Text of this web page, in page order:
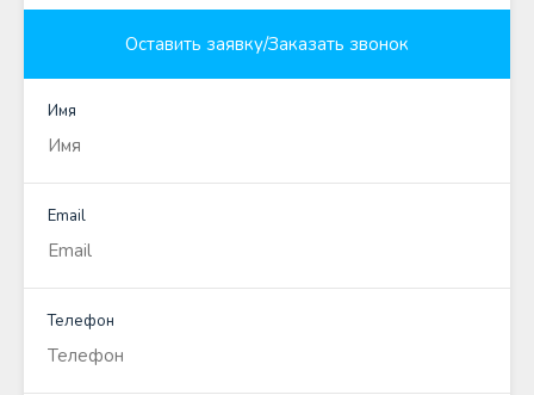
Оставить заявку/Заказать звонок
Имя
Email
Телефон